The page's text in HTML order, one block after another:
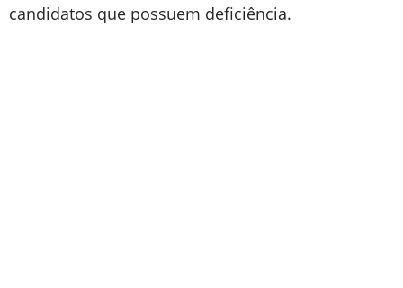
candidatos que possuem deficiência.